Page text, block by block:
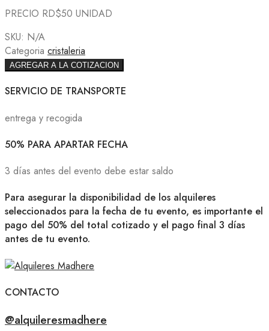
PRECIO RD$50 UNIDAD
SKU: N/A
Categoria cristaleria
AGREGAR A LA COTIZACION
SERVICIO DE TRANSPORTE
entrega y recogida
50% PARA APARTAR FECHA
3 días antes del evento debe estar saldo
Para asegurar la disponibilidad de los alquileres
seleccionados para la fecha de tu evento, es importante el
pago del 50% del total cotizado y el pago final 3 días
antes de tu evento.
CONTACTO
@alquileresmadhere